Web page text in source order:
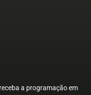
a programação em